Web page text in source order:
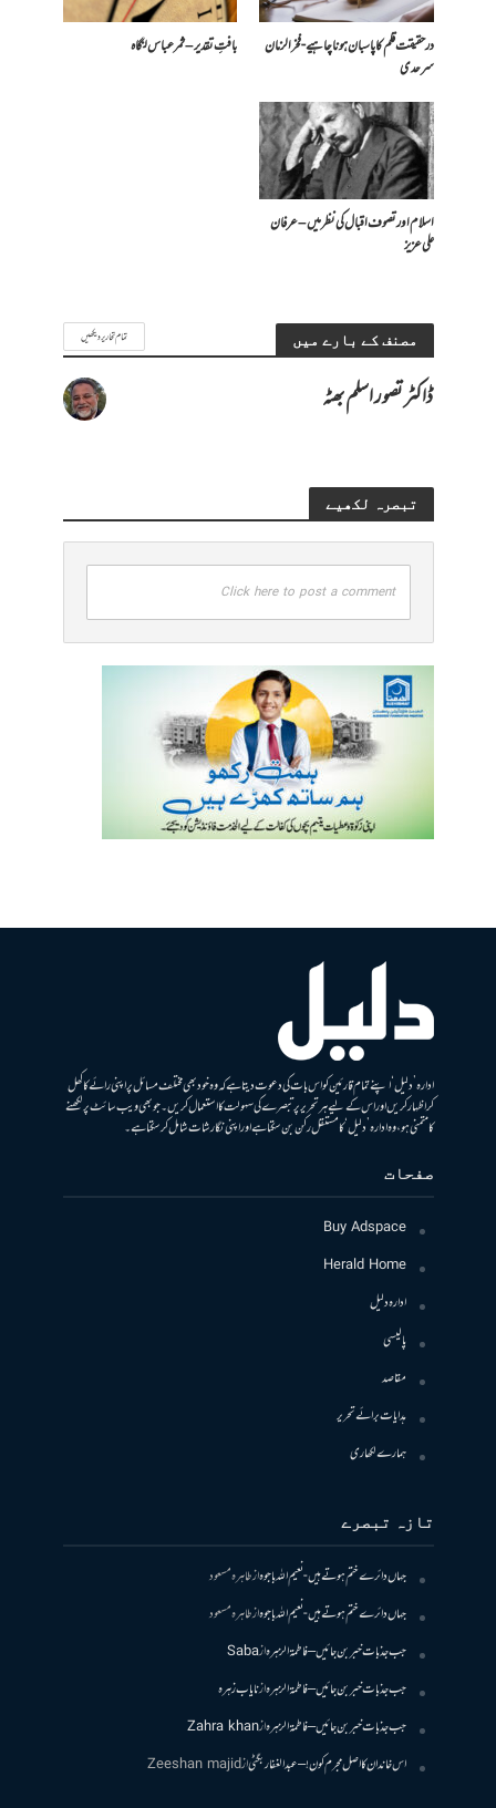
درحقیقت قلم کا پاسبان ہونا چاہیے- فخرالزمان
سرحدی
بافتِ تقدیر – ثمر عباس لنگاہ
اسلام اور تصوف اقبال کی نظر میں – عرفان
علی عزیز
مصنف کے بارے میں تمام تحاریر دیکھیں
ڈاکٹر تصور اسلم بھٹہ
تبصرہ لکھیے
Click here to post a comment
ادارہ ’دلیل‘ اپنے تمام قارئین کو اس بات کی دعوت دیتا ہے کہ وہ خود بھی مختلف مسائل پر اپنی رائے کا کھل
کر اظہار کریں اور اس کے لیے ہر تحریر پر تبصرے کی سہولت کا استعمال کریں۔ جو بھی ویب سائٹ پر لکھنے
کا متمنی ہو، وہ ادارہ ’دلیل‘ کا مستقل رکن بن سکتا ہے اور اپنی نگارشات شامل کرسکتا ہے۔
صفحات
Buy Adspace
Herald Home
ادارہ دلیل
پالیسی
مقاصد
ہدایات برائے تحریر
ہمارے لکھاری
تازہ تبصرے
جہاں دائرے ختم ہوتے ہیں- نعیم اللہ باجوہازطاہرہ مسعود
جہاں دائرے ختم ہوتے ہیں- نعیم اللہ باجوہازطاہرہ مسعود
جب جذبات خبر بن جائیں – فاطمۃالزہرہازSaba
جب جذبات خبر بن جائیں – فاطمۃالزہرہازنایاب زہرہ
جب جذبات خبر بن جائیں – فاطمۃالزہرہازZahra khan
اس خاندان کا اصل مجرم کون! – عبدالغفار بگٹیازZeeshan majid